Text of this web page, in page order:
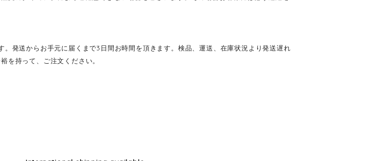
。発送からお手元に届くまで3日間お時間を頂きます。検品、運送、在庫状況より発送遅れ
を持って、ご注文ください。